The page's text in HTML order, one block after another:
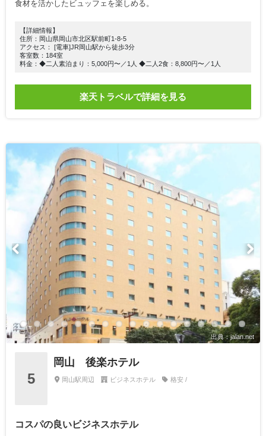
食材を活かしたビュッフェを楽しめる。
【詳細情報】
住所：岡山県岡山市北区駅前町1-8-5
アクセス： [電車]JR岡山駅から徒歩3分
客室数：184室
料金：◆二人素泊まり：5,000円〜／1人 ◆二人2食：8,800円〜／1人
楽天トラベルで詳細を見る
出典：jalan.net
5
岡山 後楽ホテル
岡山駅周辺 ビジネスホテル 格安 /
コスパの良いビジネスホテル